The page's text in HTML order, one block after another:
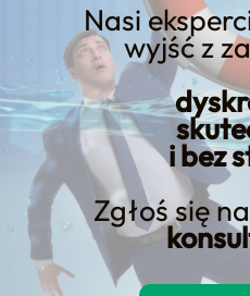
Nasi
wyjść z
i bez
Zgłoś się na
kredytów
Spis